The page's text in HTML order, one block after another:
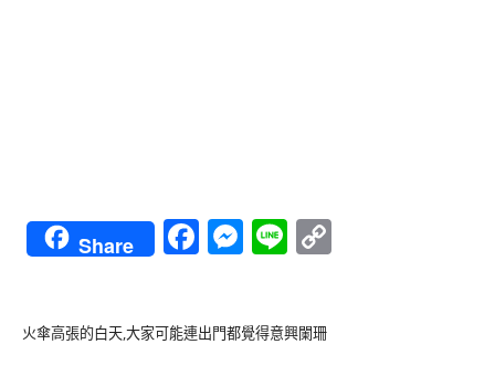
Share Facebook
Messenger
Line
火傘高張的白天,大家可能連出門都覺得意興闌珊